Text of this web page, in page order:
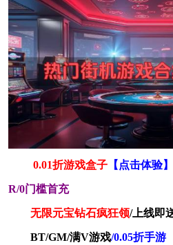
0.01折游戏盒子【点击体验】
R/0门槛首充
无限元宝钻石疯狂领/上线即
BT/GM/满V游戏/0.05折手游